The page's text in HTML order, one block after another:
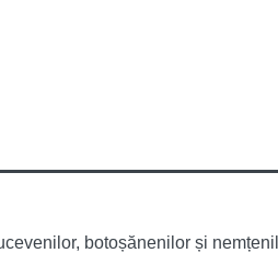
botoșănenilor și